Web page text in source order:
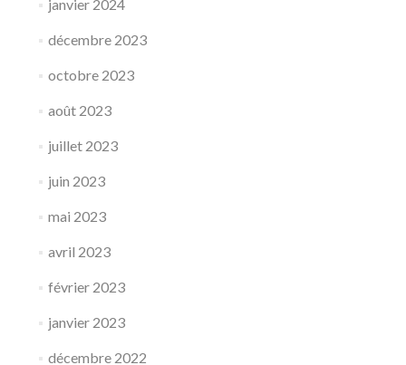
janvier 2024
décembre 2023
octobre 2023
août 2023
juillet 2023
juin 2023
mai 2023
avril 2023
février 2023
janvier 2023
décembre 2022